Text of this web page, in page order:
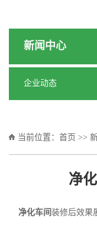
新闻中心
企业动态
当前位置： 首页 >>
净
净化车间装修后效果